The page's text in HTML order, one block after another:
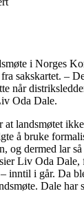
i Norges
sakskartet. –
når
Oda Dale.
landsmøtet
å bruke
og dermed lar
Liv Oda Dale,
inntil i går. Da
Dale har